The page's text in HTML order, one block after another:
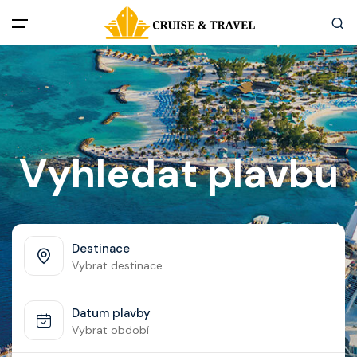
Menu
Akční nabídky
Destinace
Zážitky z plaveb
Užitečné informace
Často kladené otázky
Články
Vyhledat plavbu
Destinace
Vybrat destinace
Datum plavby
Vybrat období